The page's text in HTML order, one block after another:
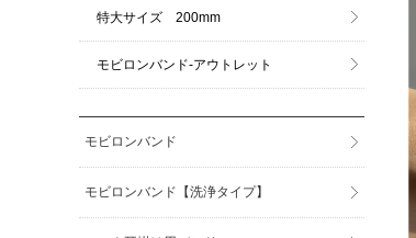
特大サイズ 200mm
モビロンバンド-アウトレット
モビロンバンド
モビロンバンド【洗浄タイプ】